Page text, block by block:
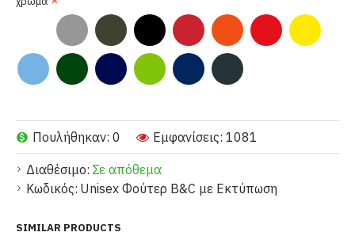
Διαθέσιμο: Σε απόθεμα
Κωδικός: Unisex Φούτερ B&C με Εκτύπωση
Πουλήθηκαν: 0 Εμφανίσεις: 1081
SIMILAR PRODUCTS